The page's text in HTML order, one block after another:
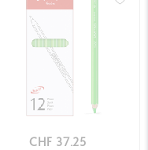
CHF 37.25